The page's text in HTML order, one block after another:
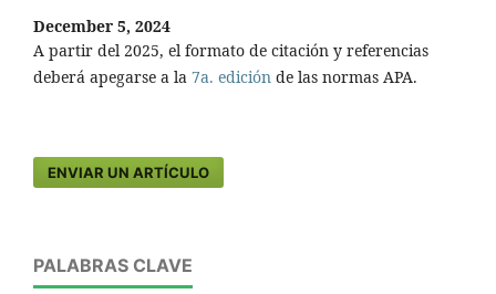
December 5, 2024
A partir del 2025, el formato de citación y referencias
deberá apegarse a la 7a. edición de las normas APA.
ENVIAR UN ARTÍCULO
PALABRAS CLAVE